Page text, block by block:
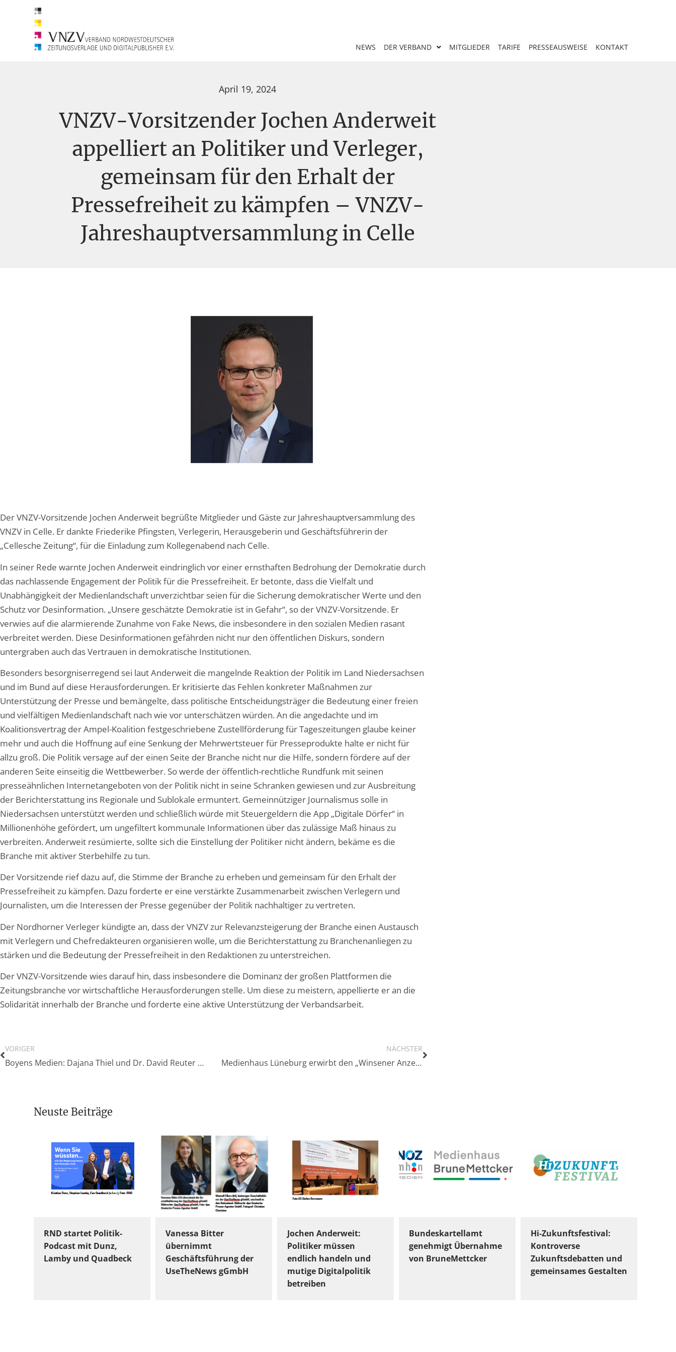
NEWS DER VERBAND MITGLIEDER TARIFE PRESSEAUSWEISE KONTAKT
April 19, 2024
VNZV-Vorsitzender Jochen Anderweit
appelliert an Politiker und Verleger,
gemeinsam für den Erhalt der
Pressefreiheit zu kämpfen – VNZV-
Jahreshauptversammlung in Celle
Der VNZV-Vorsitzende Jochen Anderweit begrüßte Mitglieder und Gäste zur Jahreshauptversammlung des
VNZV in Celle. Er dankte Friederike Pfingsten, Verlegerin, Herausgeberin und Geschäftsführerin der
„Cellesche Zeitung“, für die Einladung zum Kollegenabend nach Celle.
In seiner Rede warnte Jochen Anderweit eindringlich vor einer ernsthaften Bedrohung der Demokratie durch
das nachlassende Engagement der Politik für die Pressefreiheit. Er betonte, dass die Vielfalt und
Unabhängigkeit der Medienlandschaft unverzichtbar seien für die Sicherung demokratischer Werte und den
Schutz vor Desinformation. „Unsere geschätzte Demokratie ist in Gefahr“, so der VNZV-Vorsitzende. Er
verwies auf die alarmierende Zunahme von Fake News, die insbesondere in den sozialen Medien rasant
verbreitet werden. Diese Desinformationen gefährden nicht nur den öffentlichen Diskurs, sondern
untergraben auch das Vertrauen in demokratische Institutionen.
Besonders besorgniserregend sei laut Anderweit die mangelnde Reaktion der Politik im Land Niedersachsen
und im Bund auf diese Herausforderungen. Er kritisierte das Fehlen konkreter Maßnahmen zur
Unterstützung der Presse und bemängelte, dass politische Entscheidungsträger die Bedeutung einer freien
und vielfältigen Medienlandschaft nach wie vor unterschätzen würden. An die angedachte und im
Koalitionsvertrag der Ampel-Koalition festgeschriebene Zustellförderung für Tageszeitungen glaube keiner
mehr und auch die Hoffnung auf eine Senkung der Mehrwertsteuer für Presseprodukte halte er nicht für
allzu groß. Die Politik versage auf der einen Seite der Branche nicht nur die Hilfe, sondern fördere auf der
anderen Seite einseitig die Wettbewerber. So werde der öffentlich-rechtliche Rundfunk mit seinen
presseähnlichen Internetangeboten von der Politik nicht in seine Schranken gewiesen und zur Ausbreitung
der Berichterstattung ins Regionale und Sublokale ermuntert. Gemeinnütziger Journalismus solle in
Niedersachsen unterstützt werden und schließlich würde mit Steuergeldern die App „Digitale Dörfer“ in
Millionenhöhe gefördert, um ungefiltert kommunale Informationen über das zulässige Maß hinaus zu
verbreiten. Anderweit resümierte, sollte sich die Einstellung der Politiker nicht ändern, bekäme es die
Branche mit aktiver Sterbehilfe zu tun.
Der Vorsitzende rief dazu auf, die Stimme der Branche zu erheben und gemeinsam für den Erhalt der
Pressefreiheit zu kämpfen. Dazu forderte er eine verstärkte Zusammenarbeit zwischen Verlegern und
Journalisten, um die Interessen der Presse gegenüber der Politik nachhaltiger zu vertreten.
Der Nordhorner Verleger kündigte an, dass der VNZV zur Relevanzsteigerung der Branche einen Austausch
mit Verlegern und Chefredakteuren organisieren wolle, um die Berichterstattung zu Branchenanliegen zu
stärken und die Bedeutung der Pressefreiheit in den Redaktionen zu unterstreichen.
Der VNZV-Vorsitzende wies darauf hin, dass insbesondere die Dominanz der großen Plattformen die
Zeitungsbranche vor wirtschaftliche Herausforderungen stelle. Um diese zu meistern, appellierte er an die
Solidarität innerhalb der Branche und forderte eine aktive Unterstützung der Verbandsarbeit.
VORIGER
Boyens Medien: Dajana Thiel und Dr. David Reuter übernehmen Verlagsleitung
NÄCHSTER
Medienhaus Lüneburg erwirbt den „Winsener Anzeiger“
Neuste Beiträge
RND startet Politik-
Podcast mit Dunz,
Lamby und Quadbeck
Vanessa Bitter
übernimmt
Geschäftsführung der
UseTheNews gGmbH
Jochen Anderweit:
Politiker müssen
endlich handeln und
mutige Digitalpolitik
betreiben
Bundeskartellamt
genehmigt Übernahme
von BruneMettcker
Hi-Zukunftsfestival:
Kontroverse
Zukunftsdebatten und
gemeinsames Gestalten